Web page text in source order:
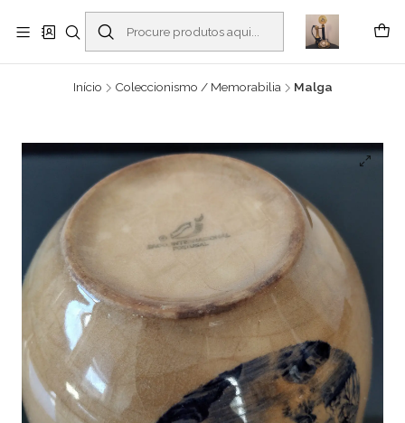
Buscantiguidades - Leilões. Colecionismo e antiguidades em Viana do
Castelo -
Ler mais
Início Coleccionismo / Memorabilia Malga